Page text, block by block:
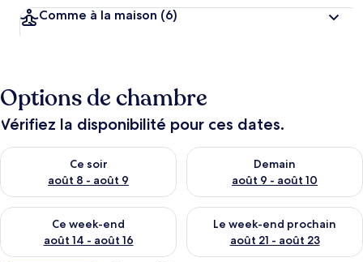
Comme à la maison (6)
Options de chambre
Vérifiez la disponibilité pour ces dates.
Ce soir
août 8 - août 9
Vérifier la disponibilité pour ce soir août 8 - août 9
Demain
août 9 - août 10
Vérifier la disponibilité pour
Ce week-end
août 14 - août 16
Vérifier la disponibilité pour ce week-end août 14 - août 16
Le week-end prochain
août 21 - août 23
Vérifier la disponibilité pour